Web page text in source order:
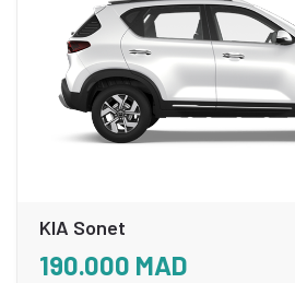
KIA Sonet
190.000 MAD